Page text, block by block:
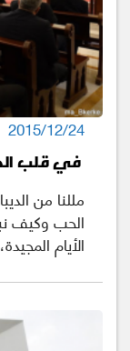
2015/12/24
في قلب
مللنا من
الحب وكيف
الأيام